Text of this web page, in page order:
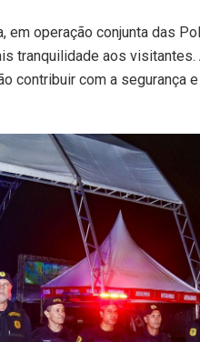
operação conjunta das
tranquilidade aos
contribuir com a segurança